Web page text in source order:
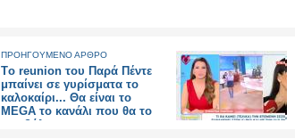
ΠΡΟΗΓΟΥΜΕΝΟ ΑΡΘΡΟ
Tο reunion του Παρά Πέντε
μπαίνει σε γυρίσματα το
καλοκαίρι... Θα είναι το
MEGA το κανάλι που θα το
προβάλει;